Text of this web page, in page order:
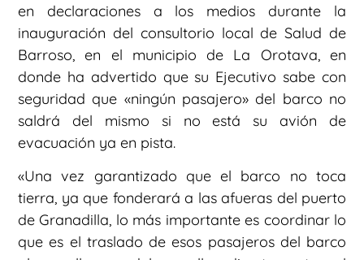
en declaraciones a los medios durante la
inauguración del consultorio local de Salud de
Barroso, en el municipio de La Orotava, en
donde ha advertido que su Ejecutivo sabe con
seguridad que «ningún pasajero» del barco no
saldrá del mismo si no está su avión de
evacuación ya en pista.
«Una vez garantizado que el barco no toca
tierra, ya que fonderará a las afueras del puerto
de Granadilla, lo más importante es coordinar lo
que es el traslado de esos pasajeros del barco